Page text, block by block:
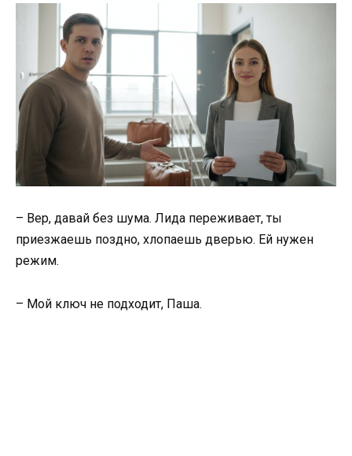
– Вер, давай без шума. Лида переживает, ты
приезжаешь поздно, хлопаешь дверью. Ей нужен
режим.
– Мой ключ не подходит, Паша.